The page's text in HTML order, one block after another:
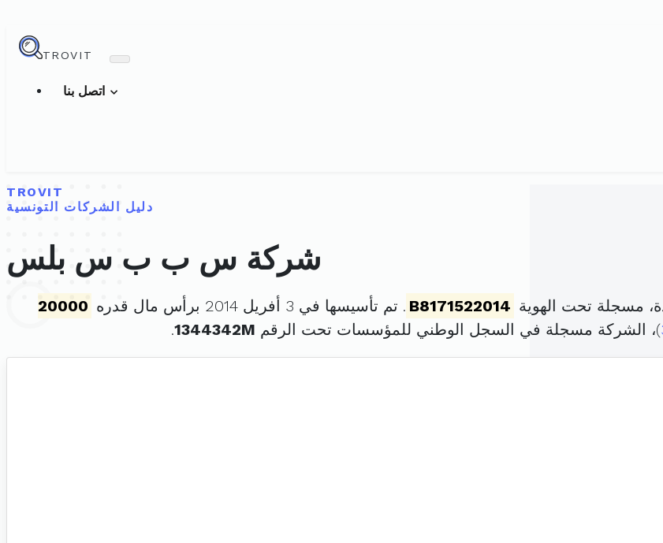
TROVIT
TROVIT
دليل الشركات التونسية
شركة س ب ب س بلس
مسجلة تحت الهوية B8171522014 . تم تأسيسها في 3 أفريل 2014 برأس مال قدره
20000
)، الشركة مسجلة في السجل الوطني للمؤسسات تحت الرقم 1344342M
.